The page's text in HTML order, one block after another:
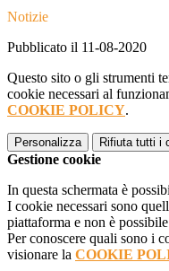
Notizie
Pubblicato il 11-08-2020
Questo sito o gli strumenti
cookie necessari al
COOKIE POLICY.
Personalizza Rifiuta tutti i
Gestione cookie
In questa schermata è
I cookie necessari sono
piattaforma e non è
Per conoscere quali sono i
visionare la COOKIE